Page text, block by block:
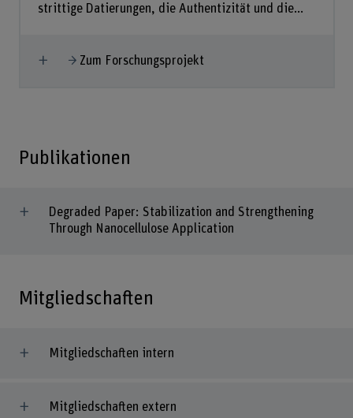
strittige Datierungen, die Authentizität und die...
Mehr anzeigen
Zum Forschungsprojekt
Publikationen
Degraded Paper: Stabilization and Strengthening
Through Nanocellulose Application
Mitgliedschaften
Mitgliedschaften intern
Mitgliedschaften extern